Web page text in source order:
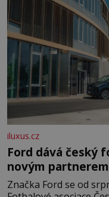
iluxus.cz
Ford dává český
novým partnerem
Značka Ford se od